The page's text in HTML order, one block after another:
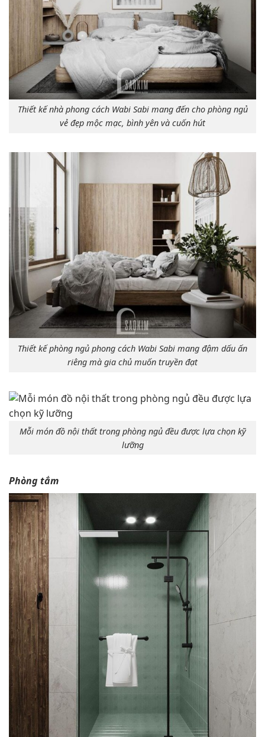
Thiết kế nhà phong cách Wabi Sabi mang đến cho phòng ngủ
vẻ đẹp mộc mạc, bình yên và cuốn hút
Thiết kế phòng ngủ phong cách Wabi Sabi mang đậm dấu ấn
riêng mà gia chủ muốn truyền đạt
Mỗi món đồ nội thất trong phòng ngủ đều được lựa chọn kỹ
lưỡng
Phòng tắm